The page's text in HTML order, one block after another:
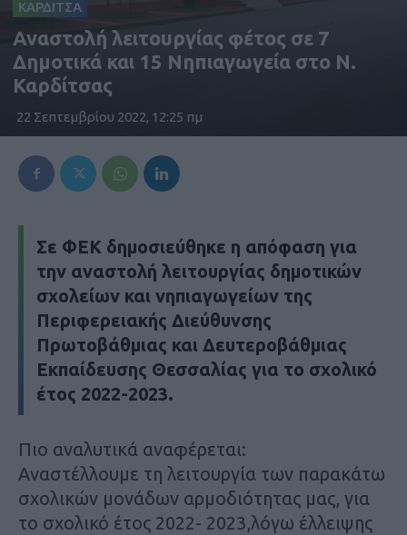
ΚΑΡΔΙΤΣΑ
Αναστολή λειτουργίας φέτος σε 7
Δημοτικά και 15 Νηπιαγωγεία στο Ν.
Καρδίτσας
22 Σεπτεμβρίου 2022, 12:25 πμ
Σε ΦΕΚ δημοσιεύθηκε η απόφαση για
την αναστολή λειτουργίας δημοτικών
σχολείων και νηπιαγωγείων της
Περιφερειακής Διεύθυνσης
Πρωτοβάθμιας και Δευτεροβάθμιας
Εκπαίδευσης Θεσσαλίας για το σχολικό
έτος 2022-2023.
Πιο αναλυτικά αναφέρεται:
Αναστέλλουμε τη λειτουργία των παρακάτω
σχολικών μονάδων αρμοδιότητας μας, για
το σχολικό έτος 2022- 2023,λόγω έλλειψης